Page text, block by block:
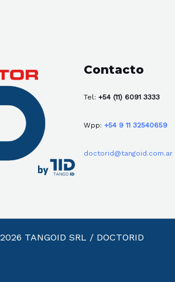
Contacto
Tel:+54 (11) 6091 3333
Wpp: +54 9 11 32540659
doctorid@tangoid.com.ar
TANGOID SRL / DOCTORID